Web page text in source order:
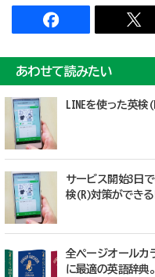
あわせて読みたい
LINEを使った英検
サービス開始3日
検(R)対策ができ
全ページオール
に最適の英語辞典。